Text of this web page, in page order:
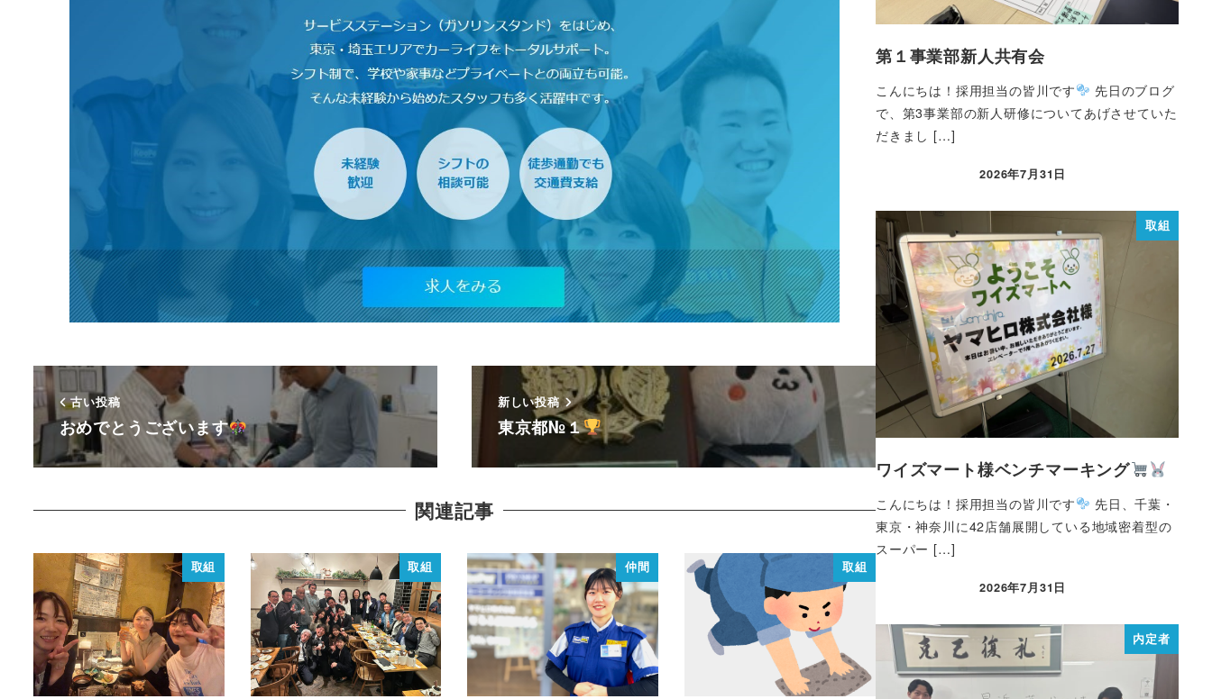
古い投稿
おめでとうございます
新しい投稿
東京都№１
関連記事
取組 取組 仲間 取組
第１事業部新人共有会
こんにちは！採用担当の皆川です
先日のブログ
で、第3事業部の新人研修についてあげさせていた
だきまし […]
2026年7月31日
取組
ワイズマート様ベンチマーキング
こんにちは！採用担当の皆川です
先日、千葉・
東京・神奈川に42店舗展開している地域密着型の
スーパー […]
2026年7月31日
内定者